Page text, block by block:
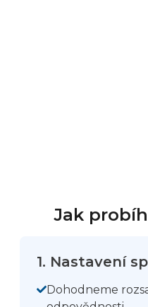
Jak
1. Nastavení
Dohodneme